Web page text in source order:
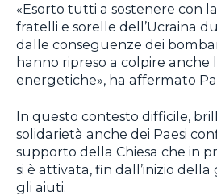
«Esorto tutti a sostenere con
fratelli e sorelle dell’Ucraina
dalle conseguenze dei
hanno ripreso a colpire
energetiche», ha affermato
In questo contesto difficile,
solidarietà anche dei Paesi
supporto della Chiesa che in
si è attivata, fin dall’inizio
gli aiuti.